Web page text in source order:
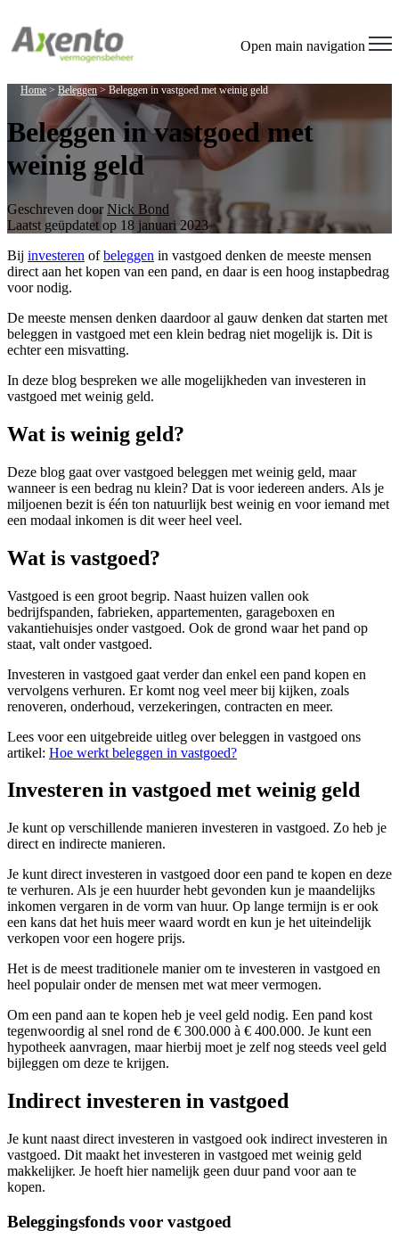
Open main navigation
Home > Beleggen > Beleggen in vastgoed met weinig geld
Beleggen in vastgoed met
weinig geld
Geschreven doorNick Bond
Laatst geüpdatet op 18 januari 2023
Bij investeren ofbeleggen in vastgoed denken de meeste mensen
direct aan het kopen van een pand, en daar is een hoog instapbedrag
voor nodig.
De meeste mensen denken daardoor al gauw denken dat starten met
beleggen in vastgoed met een klein bedrag niet mogelijk is. Dit is
echter een misvatting.
In deze blog bespreken we alle mogelijkheden van investeren in
vastgoed met weinig geld.
Wat is weinig geld?
Deze blog gaat over vastgoed beleggen met weinig geld, maar
wanneer is een bedrag nu klein? Dat is voor iedereen anders. Als je
miljoenen bezit is één ton natuurlijk best weinig en voor iemand met
een modaal inkomen is dit weer heel veel.
Wat is vastgoed?
Vastgoed is een groot begrip. Naast huizen vallen ook
bedrijfspanden, fabrieken, appartementen, garageboxen en
vakantiehuisjes onder vastgoed. Ook de grond waar het pand op
staat, valt onder vastgoed.
Investeren in vastgoed gaat verder dan enkel een pand kopen en
vervolgens verhuren. Er komt nog veel meer bij kijken, zoals
renoveren, onderhoud, verzekeringen, contracten en meer.
Lees voor een uitgebreide uitleg over beleggen in vastgoed ons
artikel: Hoe werkt beleggen in vastgoed?
Investeren in vastgoed met weinig geld
Je kunt op verschillende manieren investeren in vastgoed. Zo heb je
direct en indirecte manieren.
Je kunt direct investeren in vastgoed door een pand te kopen en deze
te verhuren. Als je een huurder hebt gevonden kun je maandelijks
inkomen vergaren in de vorm van huur. Op lange termijn is er ook
een kans dat het huis meer waard wordt en kun je het uiteindelijk
verkopen voor een hogere prijs.
Het is de meest traditionele manier om te investeren in vastgoed en
heel populair onder de mensen met wat meer vermogen.
Om een pand aan te kopen heb je veel geld nodig. Een pand kost
tegenwoordig al snel rond de € 300.000 à € 400.000. Je kunt een
hypotheek aanvragen, maar hierbij moet je zelf nog steeds veel geld
bijleggen om deze te krijgen.
Indirect investeren in vastgoed
Je kunt naast direct investeren in vastgoed ook indirect investeren in
vastgoed. Dit maakt het investeren in vastgoed met weinig geld
makkelijker. Je hoeft hier namelijk geen duur pand voor aan te
kopen.
Beleggingsfonds voor vastgoed